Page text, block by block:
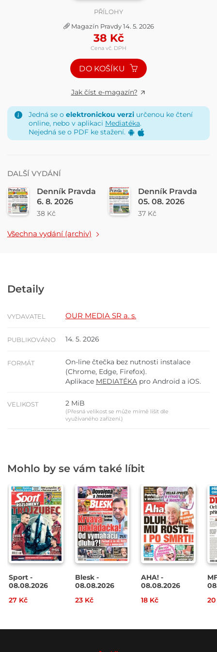
PŘÍLOHY
Magazín Pravdy 14. 5. 2026
38 Kč
Cena vč. DPH
DO KOŠÍKU
Jak číst e-magazín?
Jedná se o elektronickou verzi určenou ke čtení
online, nebo v aplikaci Mediatéka.
Nejedná se o PDF ke stažení.
DALŠÍ VYDÁNÍ
Denník Pravda
6. 8. 2026
38 Kč
Denník Pravda
05. 08. 2026
37 Kč
Všechna vydání (archiv)
Detaily
VYDAVATEL OUR MEDIA SR a. s.
PUBLIKOVÁNO 14. 5. 2026
FORMÁT
On-line čtečka bez nutnosti instalace
(Chrome, Edge, Firefox).
Aplikace MEDIATÉKA pro Android a iOS.
VELIKOST 2 MiB
(Přesná velikost se může mírně lišit dle
využívaného zařízení.)
Mohlo by se vám také líbit
Sport -
08.08.2026
27 Kč
Blesk -
08.08.2026
23 Kč
AHA! -
08.08.2026
18 Kč
20